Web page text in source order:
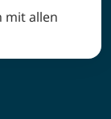
mit allen